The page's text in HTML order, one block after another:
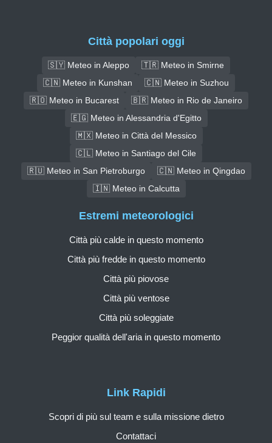
Città popolari oggi
🇸🇾 Meteo in Aleppo
🇹🇷 Meteo in Smirne
🇨🇳 Meteo in Kunshan
🇨🇳 Meteo in Suzhou
🇷🇴 Meteo in Bucarest
🇧🇷 Meteo in Rio de Janeiro
🇪🇬 Meteo in Alessandria d'Egitto
🇲🇽 Meteo in Città del Messico
🇨🇱 Meteo in Santiago del Cile
🇷🇺 Meteo in San Pietroburgo
🇨🇳 Meteo in Qingdao
🇮🇳 Meteo in Calcutta
Link Rapidi
Scopri di più sul team e sulla missione dietro
Contattaci
Estremi meteorologici
Città più calde in questo momento
Città più fredde in questo momento
Città più piovose
Città più ventose
Città più soleggiate
Peggior qualità dell'aria in questo momento